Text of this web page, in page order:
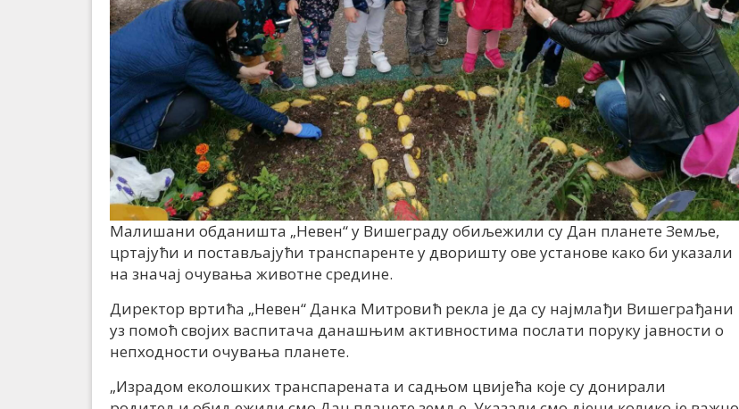
Малишани обданишта „Невен“ у Вишеграду обиљежили су Дан планете Земље,
цртајући и постављајући транспаренте у дворишту ове установе како би указали
на значај очувања животне средине.
Директор вртића „Невен“ Данка Митровић рекла је да су најмлађи Вишеграђани
уз помоћ својих васпитача данашњим активностима послати поруку јавности о
непходности очувања планете.
„Израдом еколошких транспарената и садњом цвијећа које су донирали